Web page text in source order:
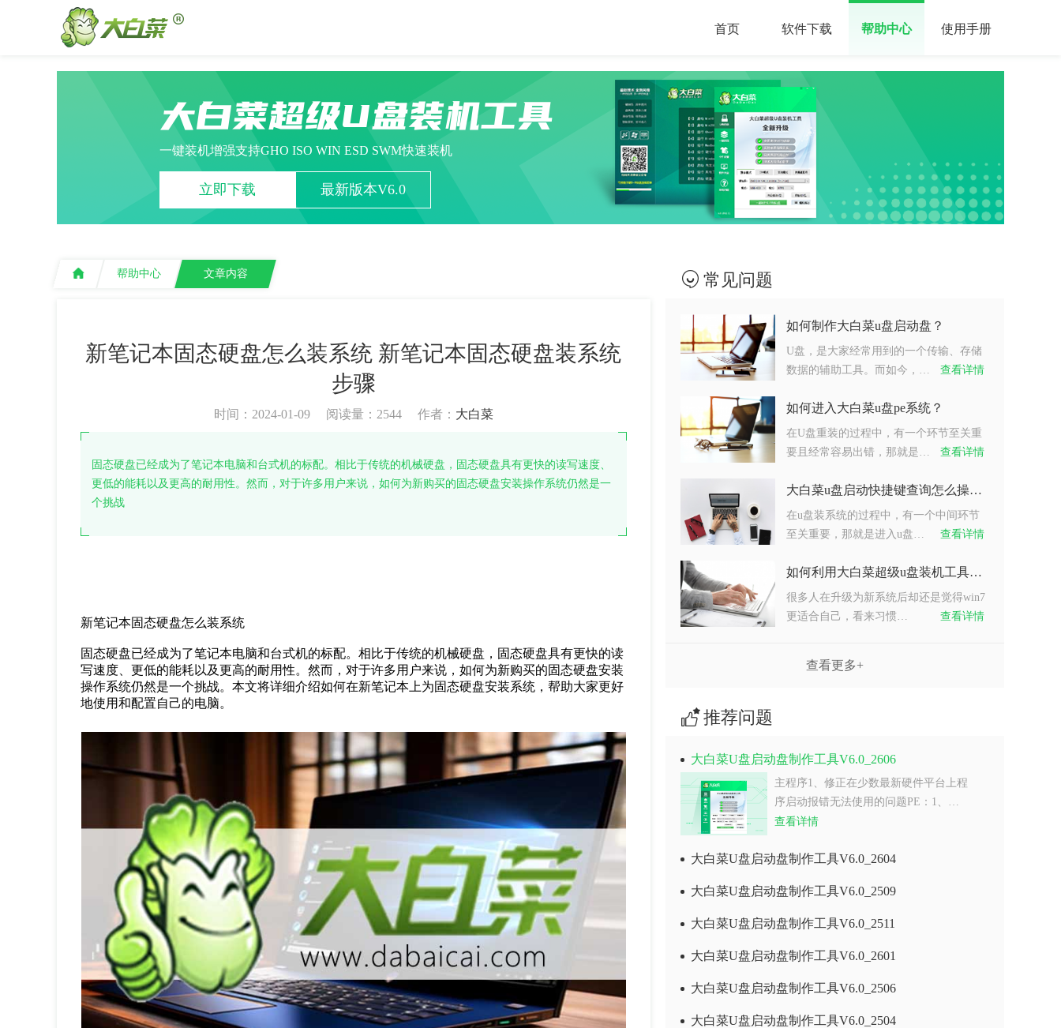
首页 软件下载 帮助中心 使用手册
大白菜超级U盘装机工具
一键装机增强支持GHO ISO WIN ESD SWM快速装机
立即下载 最新版本V6.0
帮助中心 文章内容
新笔记本固态硬盘怎么装系统 新笔记本固态硬盘装系统
步骤
时间：2024-01-09 阅读量： 2544 作者： 大白菜
固态硬盘已经成为了笔记本电脑和台式机的标配。相比于传统的机械硬盘，固态硬盘具有更快的读写速度、
更低的能耗以及更高的耐用性。然而，对于许多用户来说，如何为新购买的固态硬盘安装操作系统仍然是一
个挑战
新笔记本固态硬盘怎么装系统
固态硬盘已经成为了笔记本电脑和台式机的标配。相比于传统的机械硬盘，固态硬盘具有更快的读
写速度、更低的能耗以及更高的耐用性。然而，对于许多用户来说，如何为新购买的固态硬盘安装
操作系统仍然是一个挑战。本文将详细介绍如何在新笔记本上为固态硬盘安装系统，帮助大家更好
地使用和配置自己的电脑。
常见问题
如何制作大白菜u盘启动盘？
U盘，是大家经常用到的一个传输、存储
数据的辅助工具。而如今，…
查看详情
如何进入大白菜u盘pe系统？
在U盘重装的过程中，有一个环节至关重
要且经常容易出错，那就是…
查看详情
大白菜u盘启动快捷键查询怎么操作？
在u盘装系统的过程中，有一个中间环节
至关重要，那就是进入u盘…
查看详情
如何利用大白菜超级u盘装机工具重装系统win7？
很多人在升级为新系统后却还是觉得win7
更适合自己，看来习惯…
查看详情
查看更多+
推荐问题
大白菜U盘启动盘制作工具V6.0_2606
主程序1、修正在少数最新硬件平台上程
序启动报错无法使用的问题PE：1、…
查看详情
大白菜U盘启动盘制作工具V6.0_2604
大白菜U盘启动盘制作工具V6.0_2509
大白菜U盘启动盘制作工具V6.0_2511
大白菜U盘启动盘制作工具V6.0_2601
大白菜U盘启动盘制作工具V6.0_2506
大白菜U盘启动盘制作工具V6.0_2504